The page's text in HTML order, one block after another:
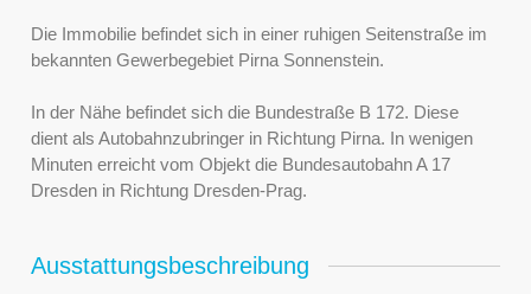
Die Immobilie befindet sich in einer ruhigen Seitenstraße im
bekannten Gewerbegebiet Pirna Sonnenstein.
In der Nähe befindet sich die Bundestraße B 172. Diese
dient als Autobahnzubringer in Richtung Pirna. In wenigen
Minuten erreicht vom Objekt die Bundesautobahn A 17
Dresden in Richtung Dresden-Prag.
Ausstattungsbeschreibung